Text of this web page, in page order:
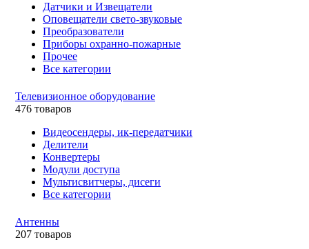
Датчики и Извещатели
Оповещатели свето-звуковые
Преобразователи
Приборы охранно-пожарные
Прочее
Все категории
Телевизионное оборудование
476 товаров
Видеосендеры, ик-передатчики
Делители
Конвертеры
Модули доступа
Мультисвитчеры, дисеги
Все категории
Антенны
207 товаров